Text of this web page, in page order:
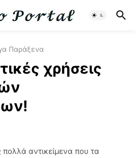
Παράξενα
χρήσεις
αντικείμενα που τα